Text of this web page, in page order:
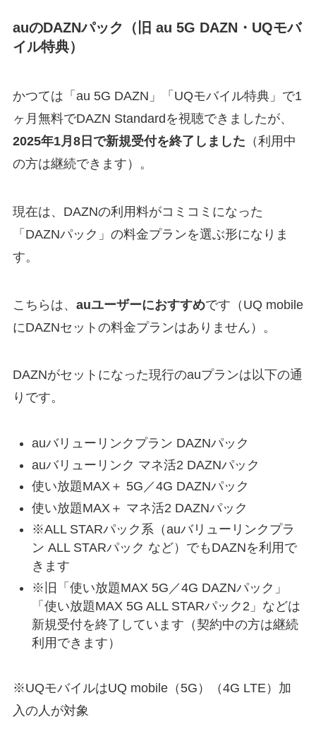
auのDAZNパック（旧 au 5G DAZN・UQモバ
イル特典）
かつては「au 5G DAZN」「UQモバイル特典」で1
ヶ月無料でDAZN Standardを視聴できましたが、
2025年1月8日で新規受付を終了しました （利用中
の方は継続できます）。
現在は、DAZNの利用料がコミコミになった
「DAZNパック」の料金プランを選ぶ形になりま
す。
こちらは、 auユーザーにおすすめです（UQ mobile
にDAZNセットの料金プランはありません）。
DAZNがセットになった現行のauプランは以下の通
りです。
auバリューリンクプラン DAZNパック
auバリューリンク マネ活2 DAZNパック
使い放題MAX＋ 5G／4G DAZNパック
使い放題MAX＋ マネ活2 DAZNパック
※ALL STARパック系（auバリューリンクプラ
ン ALL STARパック など）でもDAZNを利用で
きます
※旧「使い放題MAX 5G／4G DAZNパック」
「使い放題MAX 5G ALL STARパック2」などは
新規受付を終了しています（契約中の方は継続
利用できます）
※UQモバイルはUQ mobile（5G）（4G LTE）加
入の人が対象